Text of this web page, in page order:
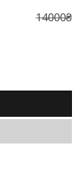
14000₴